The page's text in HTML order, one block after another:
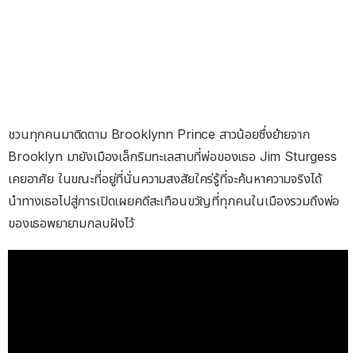
ชวนทุกคนมาติดตาม Brooklynn Prince สาวน้อยซึ่งย้ายจาก
Brooklyn มายังเมืองเล็กริมทะเลสาบที่พ่อของเธอ Jim Sturgess
เคยอาศัย ในขณะที่อยู่ที่นั่นความสงสัยใคร่รู้ที่จะค้นหาความจริงได้
นำทางเธอไปสู่การเปิดเผยคดีสะเทือนขวัญที่ทุกคนในเมืองรวมถึงพ่อ
ของเธอพยายามกลบฝังไว้